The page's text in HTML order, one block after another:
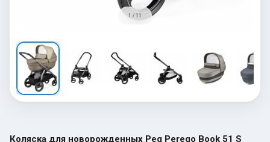
1 / 11
Коляска для новорожденных Peg Perego Book 51 S